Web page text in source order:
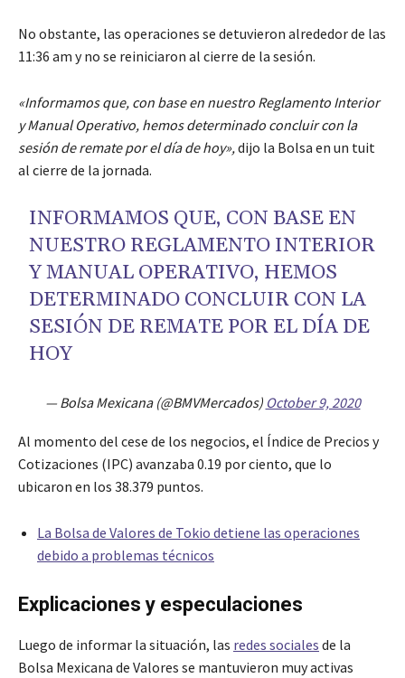
No obstante, las operaciones se detuvieron alrededor de las
11:36 am y no se reiniciaron al cierre de la sesión.
«Informamos que, con base en nuestro Reglamento Interior
y Manual Operativo, hemos determinado concluir con la
sesión de remate por el día de hoy»,dijo la Bolsa en un tuit
al cierre de la jornada.
INFORMAMOS QUE, CON BASE EN
NUESTRO REGLAMENTO INTERIOR
Y MANUAL OPERATIVO, HEMOS
DETERMINADO CONCLUIR CON LA
SESIÓN DE REMATE POR EL DÍA DE
HOY
— Bolsa Mexicana (@BMVMercados) October 9, 2020
Al momento del cese de los negocios, el Índice de Precios y
Cotizaciones (IPC) avanzaba 0.19 por ciento, que lo
ubicaron en los 38.379 puntos.
La Bolsa de Valores de Tokio detiene las operaciones
debido a problemas técnicos
Explicaciones y especulaciones
Luego de informar la situación, las redes sociales de la
Bolsa Mexicana de Valores se mantuvieron muy activas